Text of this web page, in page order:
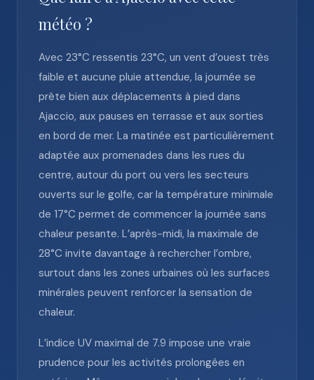
météo ?
Avec 23°C ressentis 23°C, un vent d’ouest très
faible et aucune pluie attendue, la journée se
prête bien aux déplacements à pied dans
Ajaccio, aux pauses en terrasse et aux sorties
en bord de mer. La matinée est particulièrement
adaptée aux promenades dans les rues du
centre, autour du port ou vers les secteurs
ouverts sur le golfe, car la température minimale
de 17°C permet de commencer la journée sans
chaleur pesante. L’après-midi, la maximale de
28°C invite davantage à rechercher l’ombre,
surtout dans les zones urbaines où les surfaces
minérales peuvent renforcer la sensation de
chaleur.
L’indice UV maximal de 7.9 impose une vraie
prudence pour les activités prolongées en